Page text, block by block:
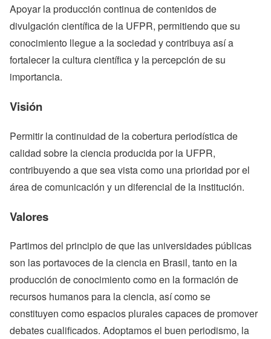
Apoyar la producción continua de contenidos de
divulgación científica de la UFPR, permitiendo que su
conocimiento llegue a la sociedad y contribuya así a
fortalecer la cultura científica y la percepción de su
importancia.
Visión
Permitir la continuidad de la cobertura periodística de
calidad sobre la ciencia producida por la UFPR,
contribuyendo a que sea vista como una prioridad por el
área de comunicación y un diferencial de la institución.
Valores
Partimos del principio de que las universidades públicas
son las portavoces de la ciencia en Brasil, tanto en la
producción de conocimiento como en la formación de
recursos humanos para la ciencia, así como se
constituyen como espacios plurales capaces de promover
debates cualificados. Adoptamos el buen periodismo, la